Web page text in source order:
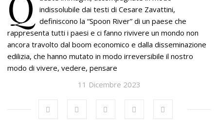
indissolubile dai testi di Cesare Zavattini,
definiscono la “Spoon River” di un paese che
rappresenta tutti i paesi e ci fanno rivivere un mondo non
ancora travolto dal boom economico e dalla disseminazione
edilizia, che hanno mutato in modo irreversibile il nostro
modo di vivere, vedere, pensare
11 Dicembre 2023